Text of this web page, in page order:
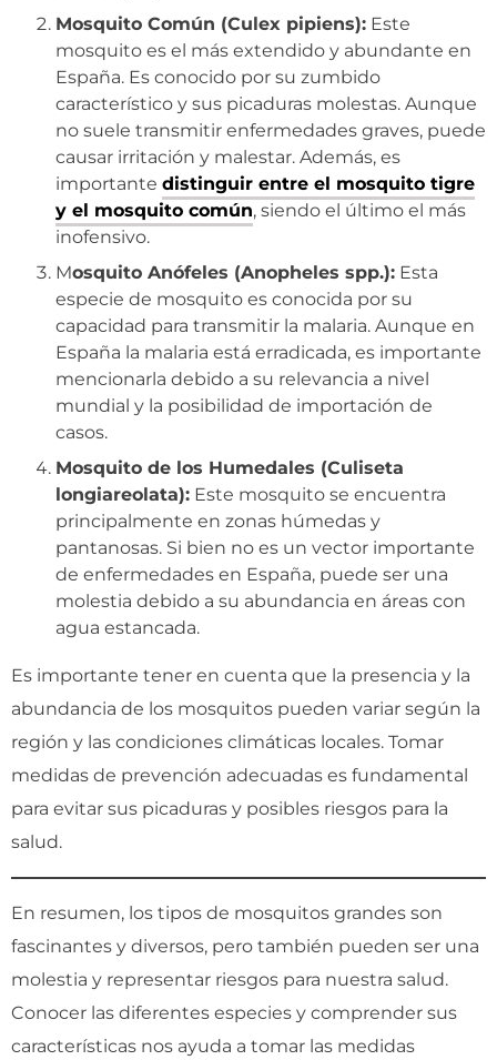
Mosquito Común (Culex pipiens): Este
mosquito es el más extendido y abundante en
España. Es conocido por su zumbido
característico y sus picaduras molestas. Aunque
no suele transmitir enfermedades graves, puede
causar irritación y malestar. Además, es
importante distinguir entre el mosquito tigre
y el mosquito común, siendo el último el más
inofensivo.
Mosquito Anófeles (Anopheles spp.): Esta
especie de mosquito es conocida por su
capacidad para transmitir la malaria. Aunque en
España la malaria está erradicada, es importante
mencionarla debido a su relevancia a nivel
mundial y la posibilidad de importación de
casos.
Mosquito de los Humedales (Culiseta
longiareolata): Este mosquito se encuentra
principalmente en zonas húmedas y
pantanosas. Si bien no es un vector importante
de enfermedades en España, puede ser una
molestia debido a su abundancia en áreas con
agua estancada.
Es importante tener en cuenta que la presencia y la
abundancia de los mosquitos pueden variar según la
región y las condiciones climáticas locales. Tomar
medidas de prevención adecuadas es fundamental
para evitar sus picaduras y posibles riesgos para la
salud.
En resumen, los tipos de mosquitos grandes son
fascinantes y diversos, pero también pueden ser una
molestia y representar riesgos para nuestra salud.
Conocer las diferentes especies y comprender sus
características nos ayuda a tomar las medidas